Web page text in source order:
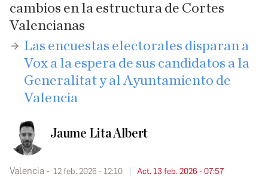
cambios en la estructura de Cortes
Valencianas
Las encuestas electorales disparan a
Vox a la espera de sus candidatos a la
Generalitat y al Ayuntamiento de
Valencia
Jaume Lita Albert
Valencia 12 feb. 2026 - 12:10 Act. 13 feb. 2026 - 07:57